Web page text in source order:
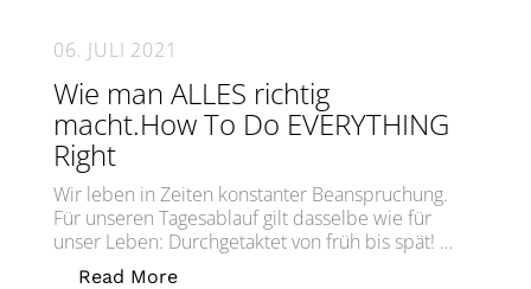
06. JULI 2021
Wie man ALLES richtig
macht.How To Do EVERYTHING
Right
Wir leben in Zeiten konstanter Beanspruchung.
Für unseren Tagesablauf gilt dasselbe wie für
unser Leben: Durchgetaktet von früh bis spät! …
Read More„Wie man ALLES richtig macht.How